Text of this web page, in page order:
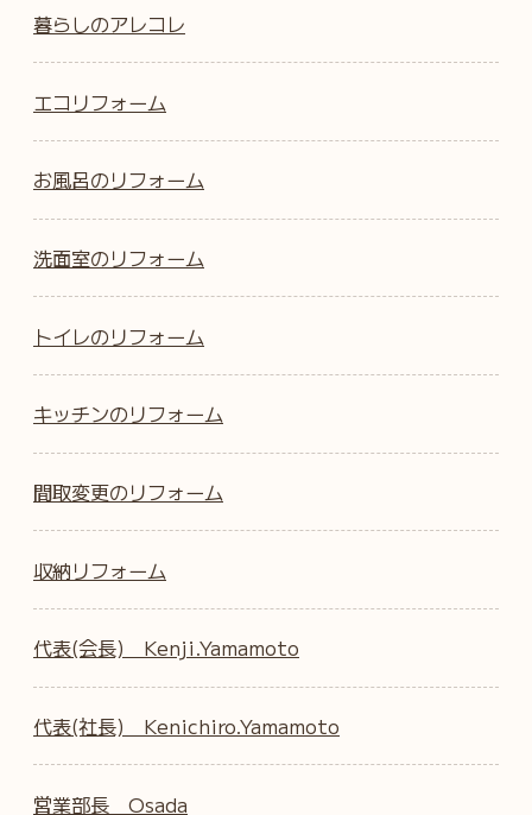
暮らしのアレコレ
エコリフォーム
お風呂のリフォーム
洗面室のリフォーム
トイレのリフォーム
キッチンのリフォーム
間取変更のリフォーム
収納リフォーム
代表(会長) Kenji.Yamamoto
代表(社長) Kenichiro.Yamamoto
営業部長 Osada